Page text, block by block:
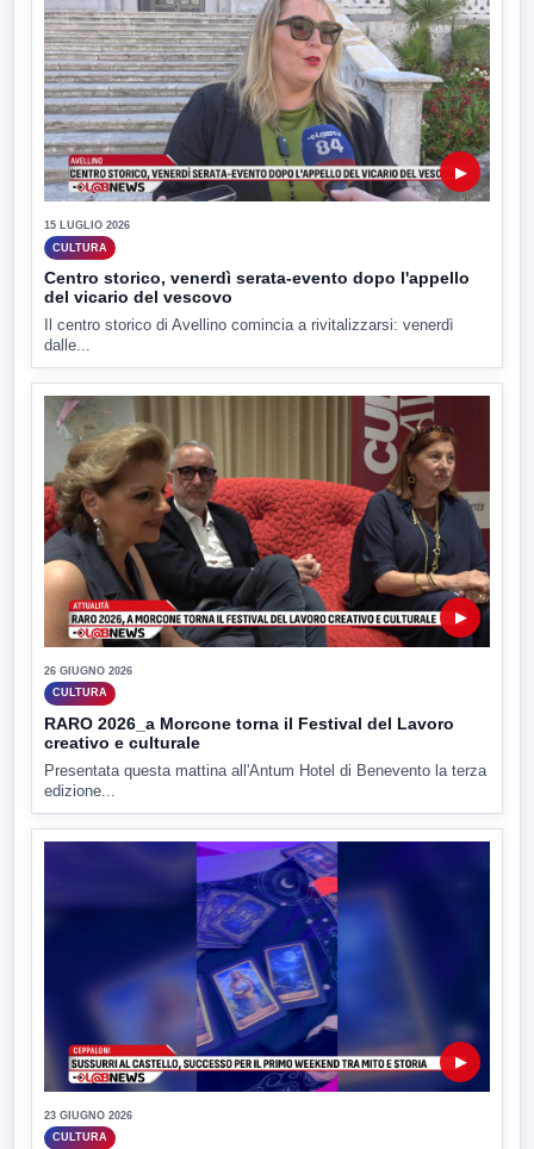
▶
15 LUGLIO 2026
CULTURA
Centro storico, venerdì serata-evento dopo l'appello
del vicario del vescovo
Il centro storico di Avellino comincia a rivitalizzarsi: venerdì
dalle...
▶
26 GIUGNO 2026
CULTURA
RARO 2026_a Morcone torna il Festival del Lavoro
creativo e culturale
Presentata questa mattina all'Antum Hotel di Benevento la terza
edizione...
▶
23 GIUGNO 2026
CULTURA